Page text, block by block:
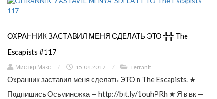
ОХРАННИК ЗАСТАВИЛ МЕНЯ СДЕЛАТЬ ЭТО ╬╬ The
Escapists #117
Мистер Макс / 15.04.2017 / Terranit
Охранник заставил меня сделать ЭТО в The Escapists. ★
Подпишись Осьминожка — http://bit.ly/1ouhPRh ★ Я в вк —